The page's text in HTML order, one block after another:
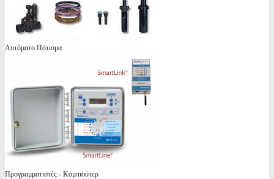
Αυτόματο Πότισμα
Προγραμματιστές - Κομπιούτερ